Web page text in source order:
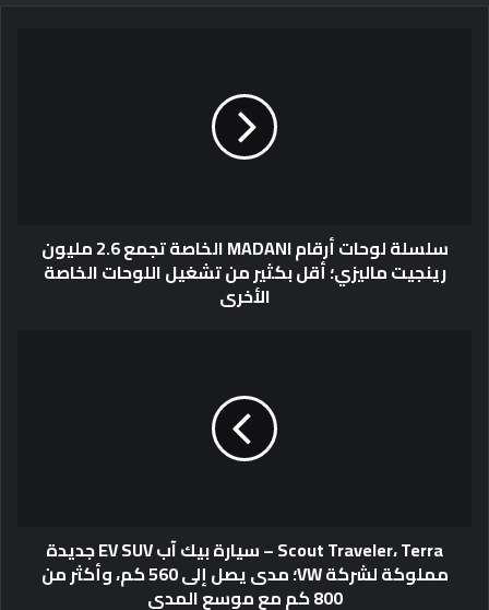
سلسلة لوحات أرقام MADANI الخاصة تجمع 2.6 مليون
رينجيت ماليزي؛ أقل بكثير من تشغيل اللوحات الخاصة
الأخرى
Scout Traveler، Terra – سيارة بيك آب EV SUV جديدة
مملوكة لشركة VW؛ مدى يصل إلى 560 كم، وأكثر من
800 كم مع موسع المدى